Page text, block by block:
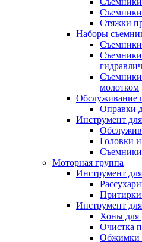
Съемники
Стяжки
Наборы
молотком
Обслуживание
Оправки
Инструмент
Головки
Моторная группа
Инструмент
Притирки
Инструмент
Хоны для
Очистка
Обжимки